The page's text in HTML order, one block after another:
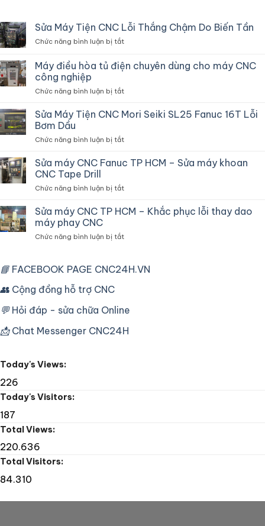
Sửa Máy Tiện CNC Lỗi Thắng Chậm Do Biến Tần
Chức năng bình luận bị tắtở
Tiện
Lỗi
Chậm
Tần
Máy điều hòa tủ điện chuyên dùng cho máy CNC
công nghiệp
Chức năng bình luận bị tắtở
điều
hòa
điện
dùng
CNC
nghiệp
Sửa Máy Tiện CNC Mori Seiki SL25 Fanuc 16T Lỗi
Bơm Dầu
Chức năng bình luận bị tắtở
Máy
Tiện
Mori
SL25
Lỗi
Sửa máy CNC Fanuc TP HCM – Sửa máy khoan
CNC Tape Drill
Chức năng bình luận bị tắtở
máy
CNC
TP
Sửa
Tape
Sửa máy CNC TP HCM – Khắc phục lỗi thay dao
máy phay CNC
Chức năng bình luận bị tắtở
CNC
Khắc
phục
lỗi
thay
📘 FACEBOOK PAGE CNC24H.VN
👥 Cộng đồng hỗ trợ CNC
💬Hỏi đáp - sửa chữa Online
📩Chat Messenger CNC24H
Today's Views:
226
Today's Visitors:
187
Total Views:
220.636
Total Visitors:
84.310